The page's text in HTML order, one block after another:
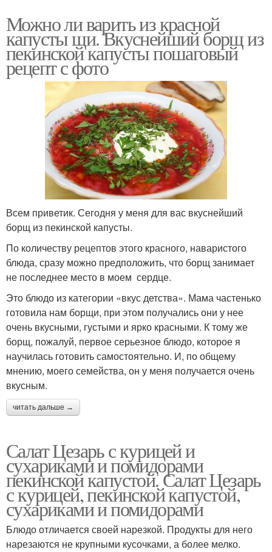
Можно ли варить из красной
капусты щи. Вкуснейший борщ из
пекинской капусты пошаговый
рецепт с фото
Всем приветик. Сегодня у меня для вас вкуснейший
борщ из пекинской капусты.
По количеству рецептов этого красного, наваристого
блюда, сразу можно предположить, что борщ занимает
не последнее место в моем сердце.
Это блюдо из категории «вкус детства». Мама частенько
готовила нам борщи, при этом получались они у нее
очень вкусными, густыми и ярко красными. К тому же
борщ, пожалуй, первое серьезное блюдо, которое я
научилась готовить самостоятельно. И, по общему
мнению, моего семейства, он у меня получается очень
вкусным.
читать дальше →
Салат Цезарь с курицей и
сухариками и помидорами
пекинской капустой. Салат Цезарь
с курицей, пекинской капустой,
сухариками и помидорами
Блюдо отличается своей нарезкой. Продукты для него
нарезаются не крупными кусочками, а более мелко.